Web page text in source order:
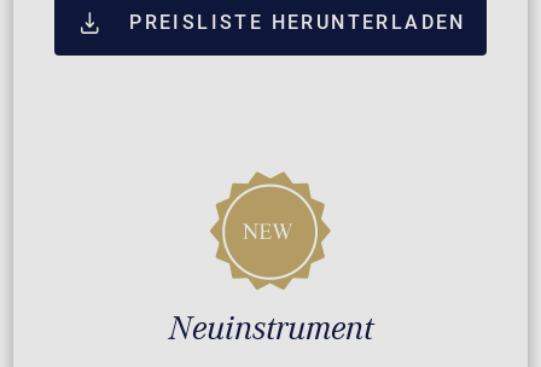
PREISLISTE HERUNTERLADEN
Neuinstrument